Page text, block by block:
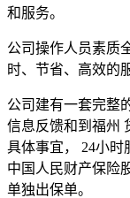
和服务。
公司操作人员素质
时、节省、高效的
公司建有一套完整
信息反馈和到福州
具体事宜， 24小时
中国人民财产保险
单独出保单。